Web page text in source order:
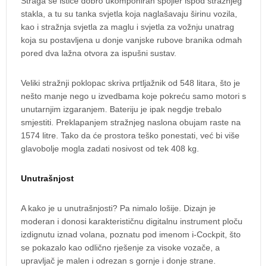
stakla, a tu su tanka svjetla koja naglašavaju širinu vozila,
kao i stražnja svjetla za maglu i svjetla za vožnju unatrag
koja su postavljena u donje vanjske rubove branika odmah
pored dva lažna otvora za ispušni sustav.
Veliki stražnji poklopac skriva prtljažnik od 548 litara, što je
nešto manje nego u izvedbama koje pokreću samo motori s
unutarnjim izgaranjem. Bateriju je ipak negdje trebalo
smjestiti. Preklapanjem stražnjeg naslona obujam raste na
1574 litre. Tako da će prostora teško ponestati, već bi više
glavobolje mogla zadati nosivost od tek 408 kg.
Unutrašnjost
A kako je u unutrašnjosti? Pa nimalo lošije. Dizajn je
moderan i donosi karakterističnu digitalnu instrument ploču
izdignutu iznad volana, poznatu pod imenom i-Cockpit, što
se pokazalo kao odlično rješenje za visoke vozače, a
upravljač je malen i odrezan s gornje i donje strane.